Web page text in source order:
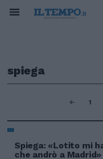
spiega
1
Spiega: «Lotito mi
che andrò a